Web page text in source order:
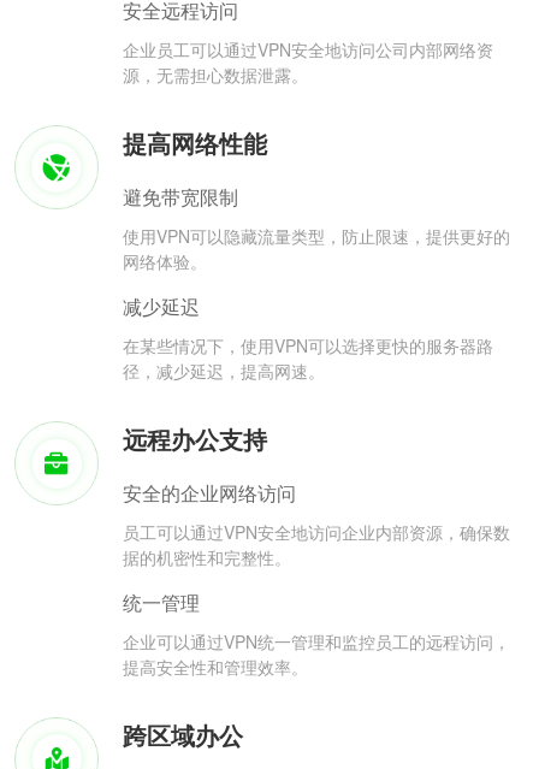
安全远程访问
企业员工可以通过VPN安全地访问公司内部网络资
源，无需担心数据泄露。
提高网络性能
避免带宽限制
使用VPN可以隐藏流量类型，防止限速，提供更好的
网络体验。
减少延迟
在某些情况下，使用VPN可以选择更快的服务器路
径，减少延迟，提高网速。
远程办公支持
安全的企业网络访问
员工可以通过VPN安全地访问企业内部资源，确保数
据的机密性和完整性。
统一管理
企业可以通过VPN统一管理和监控员工的远程访问，
提高安全性和管理效率。
跨区域办公